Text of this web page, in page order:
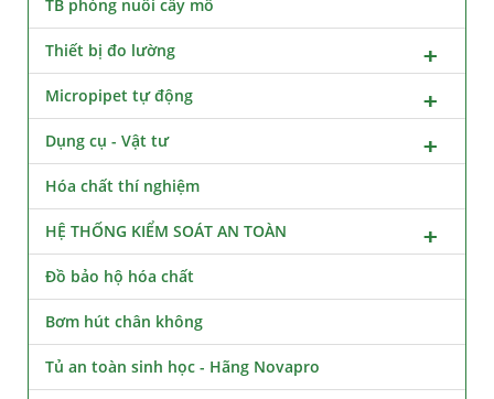
TB phòng nuôi cấy mô
Thiết bị đo lường
Micropipet tự động
Dụng cụ - Vật tư
Hóa chất thí nghiệm
HỆ THỐNG KIỂM SOÁT AN TOÀN
Đồ bảo hộ hóa chất
Bơm hút chân không
Tủ an toàn sinh học - Hãng Novapro